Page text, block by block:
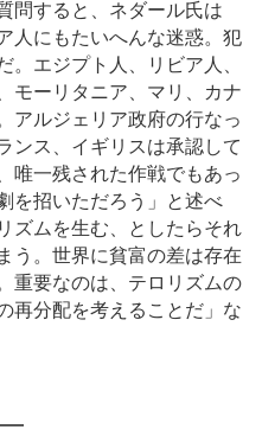
問すると、ネダール氏は
人にもたいへんな迷惑。犯
。エジプト人、リビア人、
モーリタニア、マリ、カナ
アルジェリア政府の行なっ
ンス、イギリスは承認して
唯一残された作戦でもあっ
を招いただろう」と述べ
ズムを生む、としたらそれ
う。世界に貧富の差は存在
重要なのは、テロリズムの
再分配を考えることだ」な